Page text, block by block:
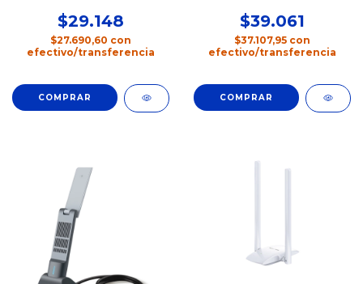
$29.148
$27.690,60 con
efectivo/transferencia
$39.061
$37.107,95 con
efectivo/transferencia